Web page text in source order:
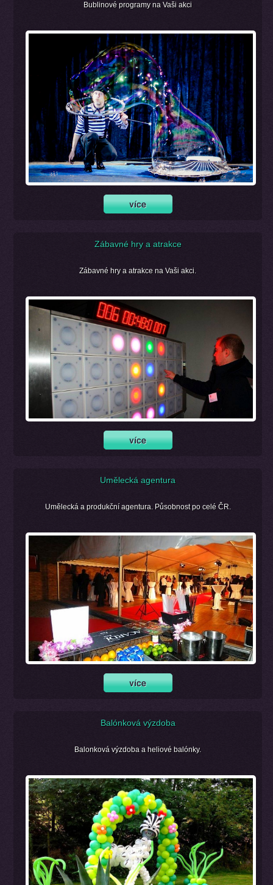
Bublinové programy na Vaši akci
Zábavné hry a atrakce
Zábavné hry a atrakce na Vaši akci.
Umělecká agentura
Umělecká a produkční agentura. Působnost po celé ČR.
Balónková výzdoba
Balonková výzdoba a heliové balónky.